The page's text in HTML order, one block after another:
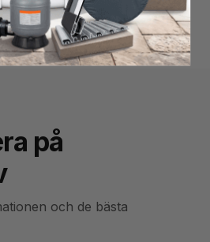
på
och de bästa